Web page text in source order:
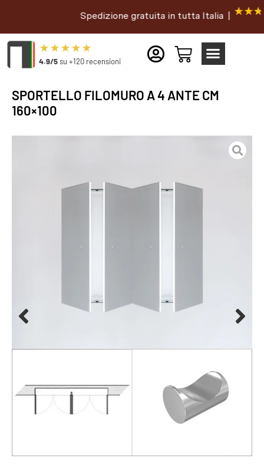
Spedizione gratuita in tutta Italia |
4.9/5su +120 recensioni
SPORTELLO FILOMURO A 4 ANTE CM
160×100